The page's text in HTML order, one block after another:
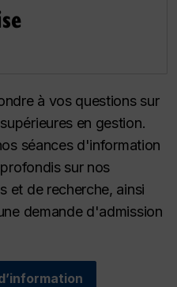
à vos questions sur
en gestion.
séances d'information
sur nos
et de recherche, ainsi
demande d'admission